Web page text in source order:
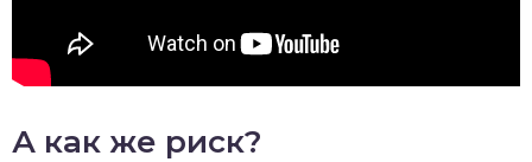
А как же риск?